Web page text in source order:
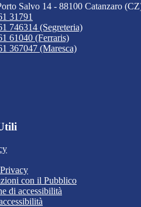
Salvo 14 - 88100 Catanzaro
31791
746314 (Segreteria)
61040 (Ferraris)
367047 (Maresca)
con il Pubblico
di accessibilità